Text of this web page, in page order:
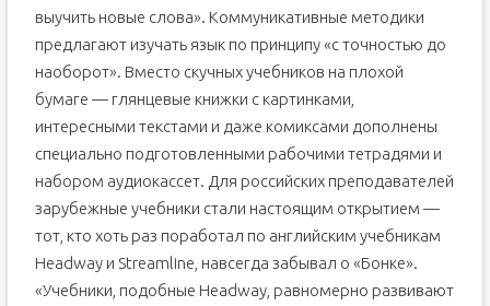
выучить новые слова». Коммуникативные методики
предлагают изучать язык по принципу «с точностью до
наоборот». Вместо скучных учебников на плохой
бумаге — глянцевые книжки с картинками,
интересными текстами и даже комиксами дополнены
специально подготовленными рабочими тетрадями и
набором аудиокассет. Для российских преподавателей
зарубежные учебники стали настоящим открытием —
тот, кто хоть раз поработал по английским учебникам
Headway и Streamline, навсегда забывал о «Бонке».
«Учебники, подобные Headway, равномерно развивают